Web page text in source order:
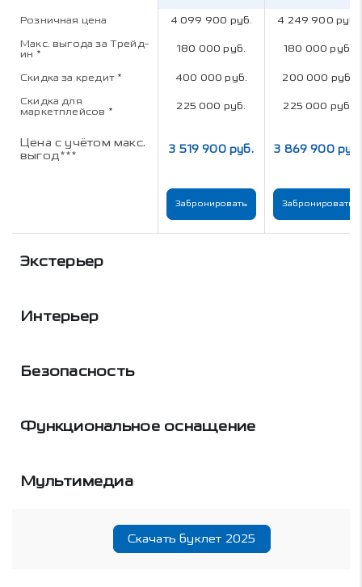
Розничная цена 4 099 900 руб. 4 249 900 руб.
Макс. выгода за Трейд-
ин * 180 000 руб. 180 000 руб.
Скидка за кредит * 400 000 руб. 200 000 руб.
Скидка для
маркетплейсов * 225 000 руб. 225 000 руб.
Цена с учётом макс.
выгод***
3 519 900 руб. 3 869 900 руб.
Забронировать Забронировать
Экстерьер
Интерьер
Безопасность
Функциональное оснащение
Мультимедиа
Скачать буклет 2025